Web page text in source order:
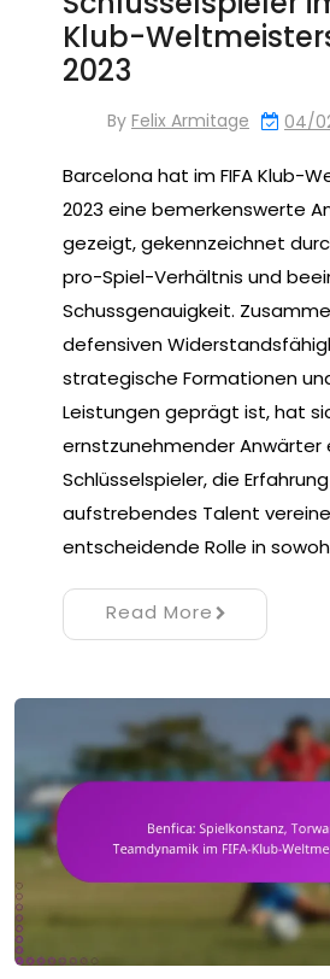
Klub-
2023
By Felix Armitage 04/
Barcelona hat im FIFA Klub-
2023 eine bemerkenswerte
gezeigt, gekennzeichnet
pro-Spiel-Verhältnis und
Schussgenauigkeit.
defensiven
strategische Formationen
Leistungen geprägt ist, hat
ernstzunehmender Anwärter
Schlüsselspieler, die
aufstrebendes Talent
entscheidende Rolle in
Read More